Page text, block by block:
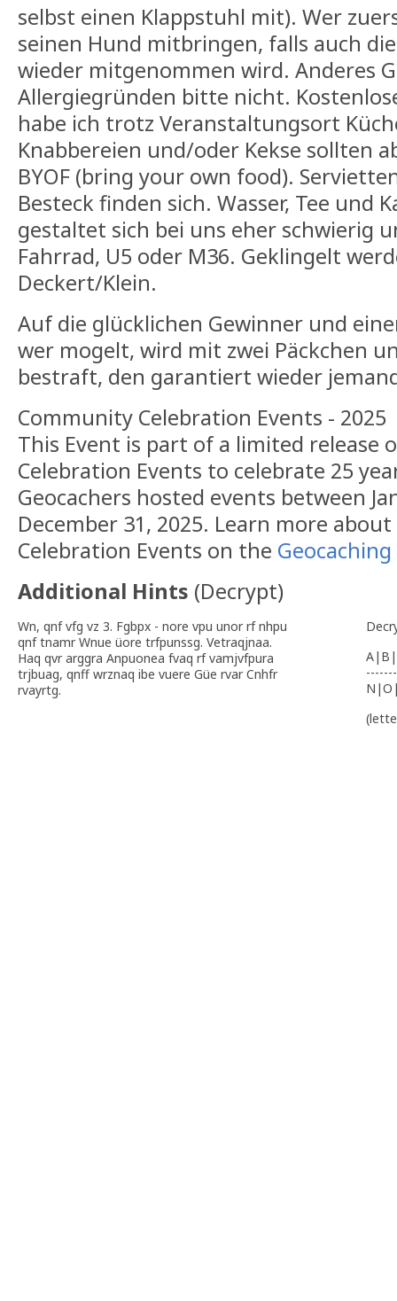
selbst einen Klappstuhl mit). Wer
seinen Hund mitbringen, falls auch
wieder mitgenommen wird. Anderes
Allergiegründen bitte nicht.
habe ich trotz Veranstaltungsort
Knabbereien und/oder Kekse sollten
BYOF (bring your own food).
Besteck finden sich. Wasser, Tee und
gestaltet sich bei uns eher schwierig
Fahrrad, U5 oder M36. Geklingelt
Deckert/Klein.
Auf die glücklichen Gewinner und
wer mogelt, wird mit zwei Päckchen
bestraft, den garantiert wieder
Community Celebration Events - 2025
This Event is part of a limited release
Celebration Events to celebrate 25
Geocachers hosted events between
December 31, 2025. Learn more
Celebration Events on the
Additional Hints (Decrypt)
Wn, qnf vfg vz 3. Fgbpx - nore vpu unor rf nhpu
qnf tnamr Wnue üore trfpunssg. Vetraqjnaa.
Haq qvr arggra Anpuonea fvaq rf vamjvfpura
trjbuag, qnff wrznaq ibe vuere Güe rvar Cnhfr
rvayrtg.